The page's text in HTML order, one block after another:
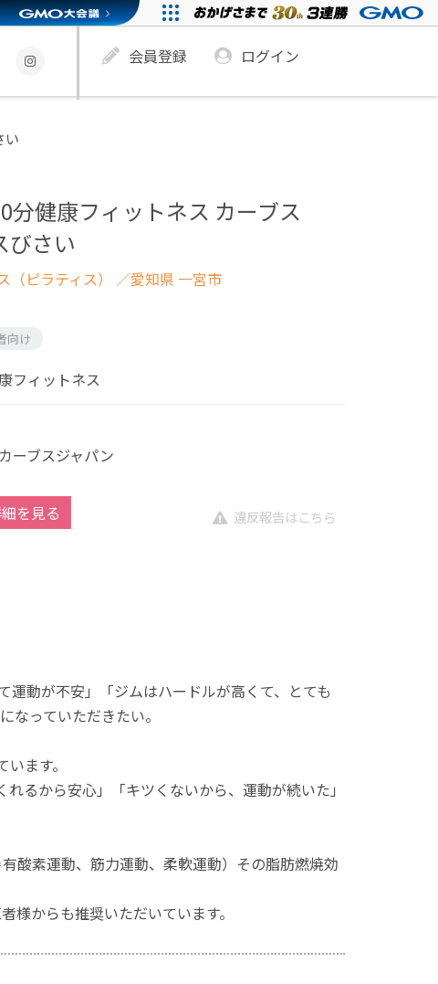
会員登録 ログイン
い
分健康フィットネス カーブス
びさい
ピラティス） ／愛知県 一宮市
向け
フィットネス
ーブスジャパン
を見る 違反報告はこちら
運動が不安」「ジムはハードルが高くて、とても
なっていただきたい。
ます。
るから安心」「キツくないから、運動が続いた」
酸素運動、筋力運動、柔軟運動）その脂肪燃焼効
様からも推奨いただいています。